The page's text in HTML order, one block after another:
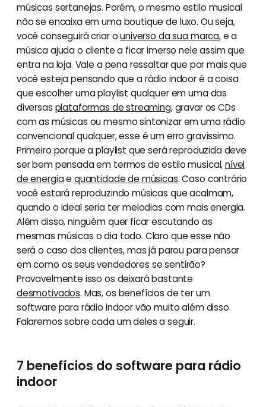
músicas sertanejas. Porém, o mesmo estilo musical
não se encaixa em uma boutique de luxo. Ou seja,
você conseguirá criar ouniverso da sua marca, e a
música ajuda o cliente a ficar imerso nele assim que
entra na loja. Vale a pena ressaltar que por mais que
você esteja pensando que a rádio indoor é a coisa
que escolher uma playlist qualquer em uma das
diversas plataformas de streaming, gravar os CDs
com as músicas ou mesmo sintonizar em uma rádio
convencional qualquer, esse é um erro gravíssimo.
Primeiro porque a playlist que será reproduzida deve
ser bem pensada em termos de estilo musical,nível
de energiae quantidade de músicas. Caso contrário
você estará reproduzindo músicas que acalmam,
quando o ideal seria ter melodias com mais energia.
Além disso, ninguém quer ficar escutando as
mesmas músicas o dia todo. Claro que esse não
será o caso dos clientes, mas já parou para pensar
em como os seus vendedores se sentirão?
Provavelmente isso os deixará bastante
desmotivados. Mas, os benefícios de ter um
software para rádio indoor vão muito além disso.
Falaremos sobre cada um deles a seguir.
7 benefícios do software para rádio
indoor